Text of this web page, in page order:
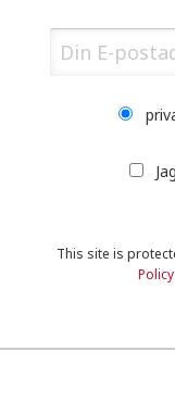
This site is
Policy